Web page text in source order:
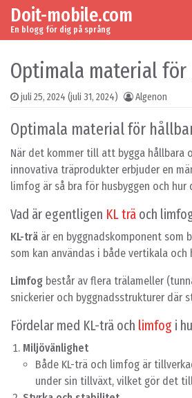
Skip to content
Main Navigation
Doit-mobile.com
En blogg för dig på språng
Optimala material för
juli 25, 2024 (juli 31, 2024) Algenon
Optimala material för
När det kommer till att bygga hållbara
innovativa träprodukter erbjuder en
limfog är så bra för husbyggen och
Vad är egentligen KL trä och
KL-trä är en byggnadskomponent som
som kan användas i både vertikala
Limfog består av flera trälameller
snickerier och byggnadsstrukturer där
Fördelar med KL-trä och limfog i
Miljövänlighet
Både KL-trä och limfog är
under sin tillväxt, vilket gör det